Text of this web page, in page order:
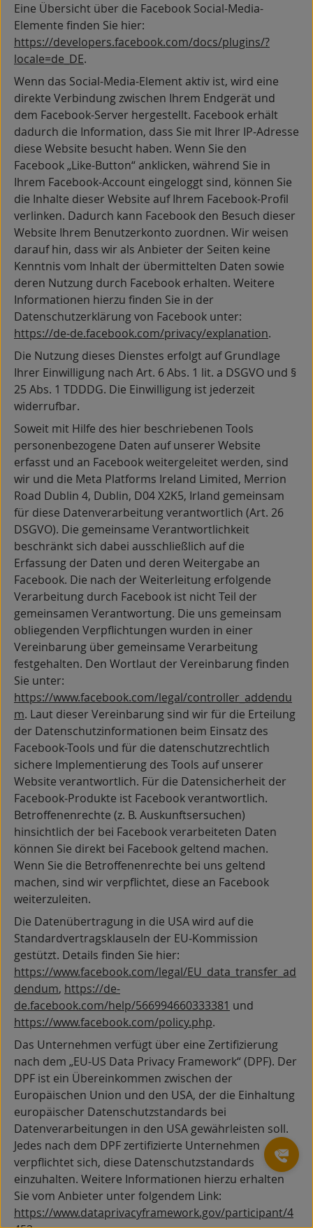
Eine Übersicht über die Facebook Social-Media-
Elemente finden Sie hier:
https://developers.facebook.com/docs/plugins/?
locale=de_DE.
Wenn das Social-Media-Element aktiv ist, wird eine
direkte Verbindung zwischen Ihrem Endgerät und
dem Facebook-Server hergestellt. Facebook erhält
dadurch die Information, dass Sie mit Ihrer IP-Adresse
diese Website besucht haben. Wenn Sie den
Facebook „Like-Button“ anklicken, während Sie in
Ihrem Facebook-Account eingeloggt sind, können Sie
die Inhalte dieser Website auf Ihrem Facebook-Profil
verlinken. Dadurch kann Facebook den Besuch dieser
Website Ihrem Benutzerkonto zuordnen. Wir weisen
darauf hin, dass wir als Anbieter der Seiten keine
Kenntnis vom Inhalt der übermittelten Daten sowie
deren Nutzung durch Facebook erhalten. Weitere
Informationen hierzu finden Sie in der
Datenschutzerklärung von Facebook unter:
https://de-de.facebook.com/privacy/explanation.
Die Nutzung dieses Dienstes erfolgt auf Grundlage
Ihrer Einwilligung nach Art. 6 Abs. 1 lit. a DSGVO und §
25 Abs. 1 TDDDG. Die Einwilligung ist jederzeit
widerrufbar.
Soweit mit Hilfe des hier beschriebenen Tools
personenbezogene Daten auf unserer Website
erfasst und an Facebook weitergeleitet werden, sind
wir und die Meta Platforms Ireland Limited, Merrion
Road Dublin 4, Dublin, D04 X2K5, Irland gemeinsam
für diese Datenverarbeitung verantwortlich (Art. 26
DSGVO). Die gemeinsame Verantwortlichkeit
beschränkt sich dabei ausschließlich auf die
Erfassung der Daten und deren Weitergabe an
Facebook. Die nach der Weiterleitung erfolgende
Verarbeitung durch Facebook ist nicht Teil der
gemeinsamen Verantwortung. Die uns gemeinsam
obliegenden Verpflichtungen wurden in einer
Vereinbarung über gemeinsame Verarbeitung
festgehalten. Den Wortlaut der Vereinbarung finden
Sie unter:
https://www.facebook.com/legal/controller_addendu
m. Laut dieser Vereinbarung sind wir für die Erteilung
der Datenschutzinformationen beim Einsatz des
Facebook-Tools und für die datenschutzrechtlich
sichere Implementierung des Tools auf unserer
Website verantwortlich. Für die Datensicherheit der
Facebook-Produkte ist Facebook verantwortlich.
Betroffenenrechte (z. B. Auskunftsersuchen)
hinsichtlich der bei Facebook verarbeiteten Daten
können Sie direkt bei Facebook geltend machen.
Wenn Sie die Betroffenenrechte bei uns geltend
machen, sind wir verpflichtet, diese an Facebook
weiterzuleiten.
Die Datenübertragung in die USA wird auf die
Standardvertragsklauseln der EU-Kommission
gestützt. Details finden Sie hier:
https://www.facebook.com/legal/EU_data_transfer_ad
dendum, https://de-
de.facebook.com/help/566994660333381 und
https://www.facebook.com/policy.php.
Das Unternehmen verfügt über eine Zertifizierung
nach dem „EU-US Data Privacy Framework“ (DPF). Der
DPF ist ein Übereinkommen zwischen der
Europäischen Union und den USA, der die Einhaltung
europäischer Datenschutzstandards bei
Datenverarbeitungen in den USA gewährleisten soll.
Jedes nach dem DPF zertifizierte Unternehmen
verpflichtet sich, diese Datenschutzstandards
einzuhalten. Weitere Informationen hierzu erhalten
Sie vom Anbieter unter folgendem Link:
https://www.dataprivacyframework.gov/participant/4